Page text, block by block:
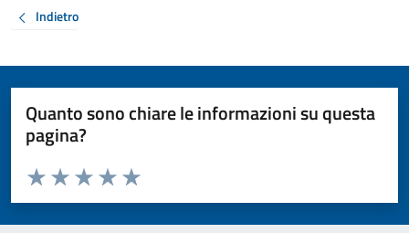
Indietro
Quanto sono chiare le informazioni su questa
pagina?
Valuta da 1 a 5 stelle la pagina
Valuta 5 stelle su 5
Valuta 4 stelle su 5
Valuta 3 stelle su 5
Valuta 2 stelle su 5
Valuta 1 stelle su 5